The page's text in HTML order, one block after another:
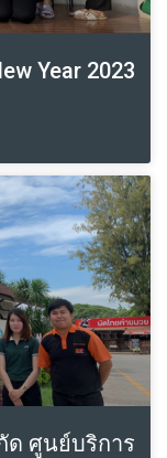
Year 2023
ด ศูนย์บริการ